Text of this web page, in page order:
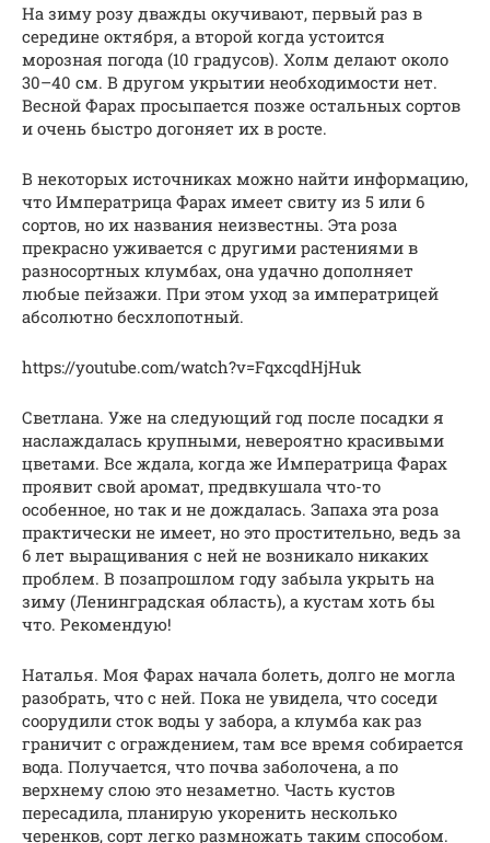
На зиму розу дважды окучивают, первый раз в
середине октября, а второй когда устоится
морозная погода (10 градусов). Холм делают около
30–40 см. В другом укрытии необходимости нет.
Весной Фарах просыпается позже остальных сортов
и очень быстро догоняет их в росте.
В некоторых источниках можно найти информацию,
что Императрица Фарах имеет свиту из 5 или 6
сортов, но их названия неизвестны. Эта роза
прекрасно уживается с другими растениями в
разносортных клумбах, она удачно дополняет
любые пейзажи. При этом уход за императрицей
абсолютно бесхлопотный.
https://youtube.com/watch?v=FqxcqdHjHuk
Светлана. Уже на следующий год после посадки я
наслаждалась крупными, невероятно красивыми
цветами. Все ждала, когда же Императрица Фарах
проявит свой аромат, предвкушала что-то
особенное, но так и не дождалась. Запаха эта роза
практически не имеет, но это простительно, ведь за
6 лет выращивания с ней не возникало никаких
проблем. В позапрошлом году забыла укрыть на
зиму (Ленинградская область), а кустам хоть бы
что. Рекомендую!
Наталья. Моя Фарах начала болеть, долго не могла
разобрать, что с ней. Пока не увидела, что соседи
соорудили сток воды у забора, а клумба как раз
граничит с ограждением, там все время собирается
вода. Получается, что почва заболочена, а по
верхнему слою это незаметно. Часть кустов
пересадила, планирую укоренить несколько
черенков, сорт легко размножать таким способом.